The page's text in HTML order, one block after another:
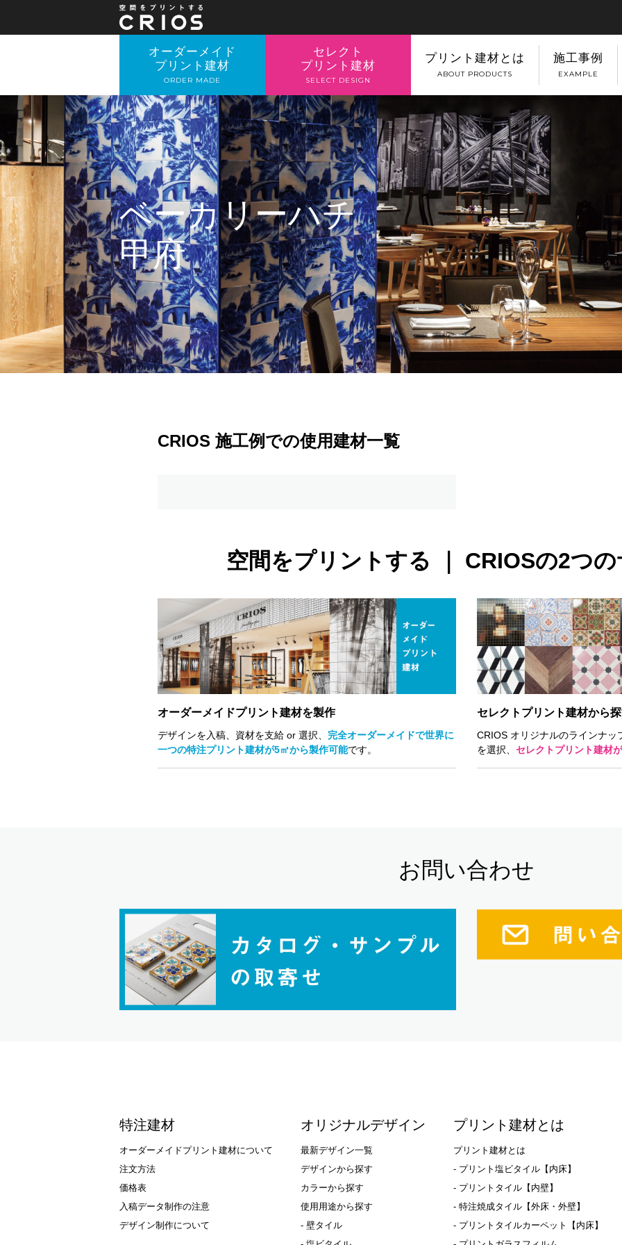
オーダーメイド
プリント建材
ORDER MADE
セレクト
プリント建材
SELECT DESIGN
プリント建材とは
ABOUT PRODUCTS
施工事例
EXAMPLE
ベーカリーハチ
甲府
CRIOS 施工例での使用建材一覧
空間をプリントする ｜ CRIOSの2つ
オーダーメイドプリント建材を製作
デザインを入稿、資材を支給 or 選択、 完全オーダーメイドで世界に
一つの特注プリント建材が5㎡から製作可能です。
セレクトプリント建材から
CRIOS オリジナルのラインナ
を選択、 セレクトプリント建材
お問い合わせ
特注建材
オーダーメイドプリント建材について
注文方法
価格表
入稿データ制作の注意
デザイン制作について
オリジナルデザイン
最新デザイン一覧
デザインから探す
カラーから探す
使用用途から探す
- 壁タイル
プリント建材とは
プリント建材とは
- プリント塩ビタイル【内床】
- プリントタイル【内壁】
- 特注焼成タイル【外床・外壁】
- プリントタイルカーペット【内床】